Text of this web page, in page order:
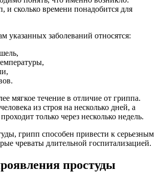
и сколько времени понадобится для
указанных заболеваний относятся:
мягкое течение в отличие от гриппа.
из строя на несколько дней, а
только через несколько недель.
грипп способен привести к серьезным
чреваты длительной госпитализацией.
простуды